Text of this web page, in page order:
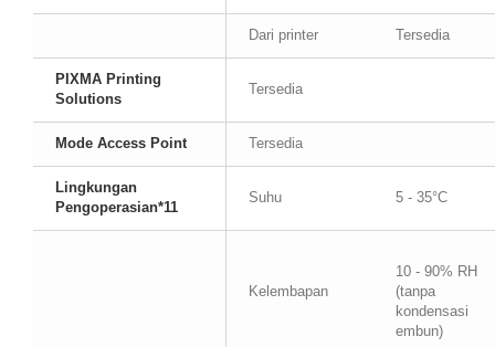
Dari printer Tersedia
PIXMA Printing
Solutions
Tersedia
Mode Access Point Tersedia
Lingkungan
Pengoperasian*11
Suhu 5 - 35°C
Kelembapan
10 - 90% RH
(tanpa
kondensasi
embun)